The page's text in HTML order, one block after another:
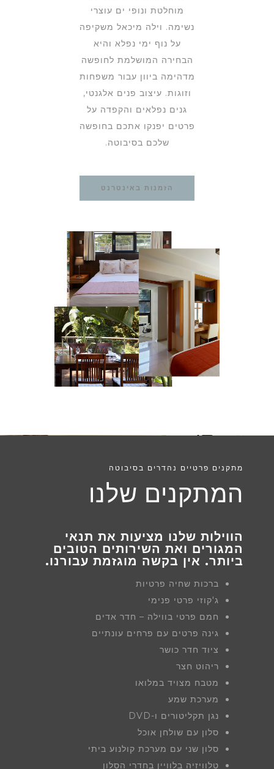
מוחלטת ונופי ים עוצרי
נשימה. וילה מיכאל משקיפה
על נוף ימי נפלא והיא
הבחירה המושלמת לחופשה
מדהימה ביוון עבור משפחות
וזוגות. עיצוב פנים אלגנטי,
גנים נפלאים והקפדה על
פרטים יפנקו אתכם בחופשה
שלכם בסיבוטה.
הזמנות באינטרנט
מתקנים פרטיים נהדרים בסיבוטה
המתקנים שלנו
הווילות שלנו מציעות את תנאי
המגורים ואת השירותים הטובים
ביותר. אין בקשה מוגזמת עבורנו.
ברכות שחיה פרטיות
ג'קוזי פרטי פנימי
חמם פרטי בווילה – חדר אדים
גינה פרטים עם פרחים עונתיים
ציוד חדר כושר
ריהוט חצר
מטבח מצויד במלואו
מערכת שמע
נגן תקליטורים ו-DVD
סלון עם שולחן אוכל
סלון שני עם מערכת קולנוע ביתי
טלוויזיה בלוויין בחדרי הסלון